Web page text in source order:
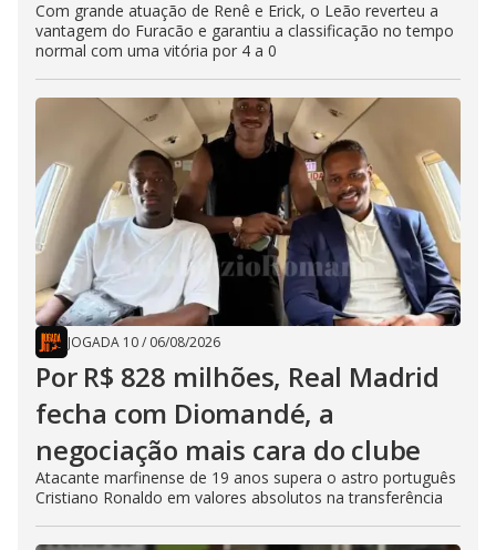
Com grande atuação de Renê e Erick, o Leão reverteu a
vantagem do Furacão e garantiu a classificação no tempo
normal com uma vitória por 4 a 0
JOGADA 10/ 06/08/2026
Por R$ 828 milhões, Real Madrid
fecha com Diomandé, a
negociação mais cara do clube
Atacante marfinense de 19 anos supera o astro português
Cristiano Ronaldo em valores absolutos na transferência